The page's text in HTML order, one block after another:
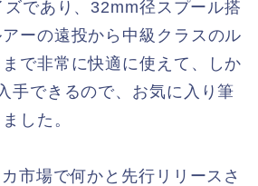
ズであり、32mm径スプール搭
ーの遠投から中級クラスのル
で非常に快適に使えて、しか
手できるので、お気に入り筆
した。
市場で何かと先行リリースさ